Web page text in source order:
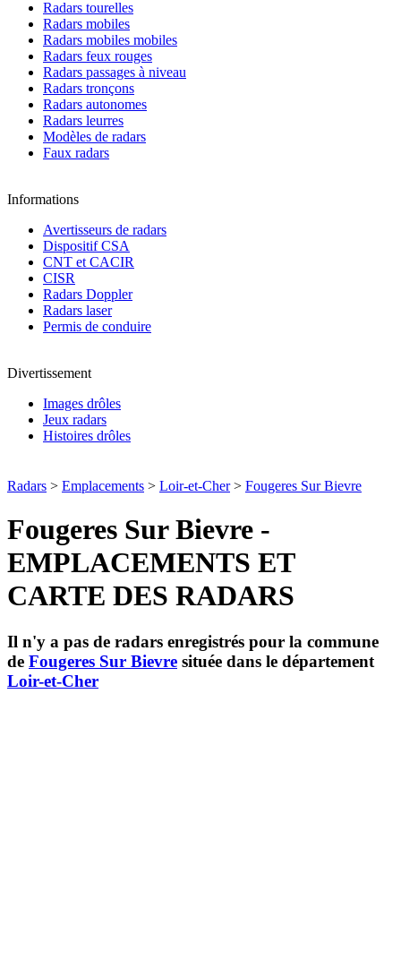
Radars tourelles
Radars mobiles
Radars mobiles mobiles
Radars feux rouges
Radars passages à niveau
Radars tronçons
Radars autonomes
Radars leurres
Modèles de radars
Faux radars
Informations
Avertisseurs de radars
Dispositif CSA
CNT et CACIR
CISR
Radars Doppler
Radars laser
Permis de conduire
Divertissement
Images drôles
Jeux radars
Histoires drôles
Radars > Emplacements > Loir-et-Cher> Fougeres Sur Bievre
Fougeres Sur Bievre -
EMPLACEMENTS ET
CARTE DES RADARS
Il n'y a pas de radars enregistrés pour la commune
de Fougeres Sur Bievre située dans le département
Loir-et-Cher